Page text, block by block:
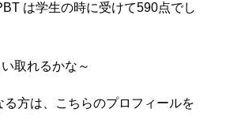
は学生の時に受けて590点でし
取れるかな～
る方は、こちらのプロフィールを